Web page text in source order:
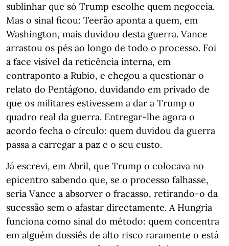
sublinhar que só Trump escolhe quem negoceia.
Mas o sinal ficou: Teerão aponta a quem, em
Washington, mais duvidou desta guerra. Vance
arrastou os pés ao longo de todo o processo. Foi
a face visível da reticência interna, em
contraponto a Rubio, e chegou a questionar o
relato do Pentágono, duvidando em privado de
que os militares estivessem a dar a Trump o
quadro real da guerra. Entregar-lhe agora o
acordo fecha o círculo: quem duvidou da guerra
passa a carregar a paz e o seu custo.
Já escrevi, em Abril, que Trump o colocava no
epicentro sabendo que, se o processo falhasse,
seria Vance a absorver o fracasso, retirando-o da
sucessão sem o afastar directamente. A Hungria
funciona como sinal do método: quem concentra
em alguém dossiês de alto risco raramente o está